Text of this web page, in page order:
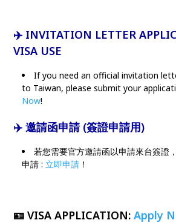
✈️ INVITATION LETTER
VISA USE
If you need an official invitation
to Taiwan, please submit your
Now!
✈️ 邀請函申請 (簽證申請用)
若您需要官方邀請函以申請來台簽證
申請 : 立即申請 ！
🪪VISA APPLICATION:Apply